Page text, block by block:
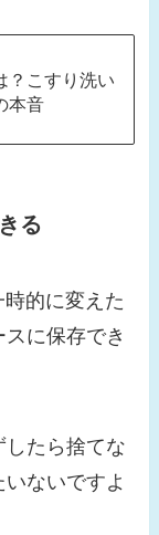
？こすり洗い
本音
る
的に変えた
に保存でき
したら捨てな
ないですよ